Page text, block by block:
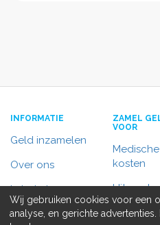
INFORMATIE
Geld inzamelen
Over ons
In het nieuws
Contact
ZAMEL
VOOR
Medische
kosten
Uitvaart
Wij gebruiken cookies voor een
analyse, en gerichte